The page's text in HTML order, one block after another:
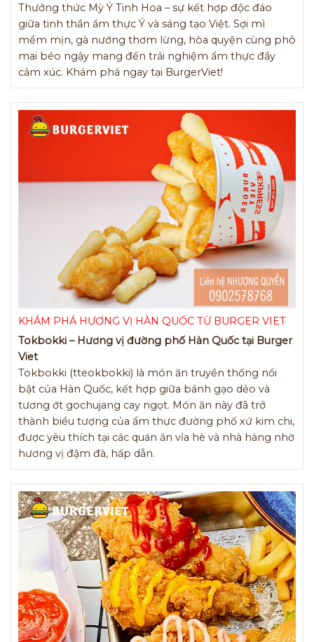
Thưởng thức Mỳ Ý Tinh Hoa – sự kết hợp độc đáo
giữa tinh thần ẩm thực Ý và sáng tạo Việt. Sợi mì
mềm mịn, gà nướng thơm lừng, hòa quyện cùng phô
mai béo ngậy mang đến trải nghiệm ẩm thực đầy
cảm xúc. Khám phá ngay tại BurgerViet!
KHÁM PHÁ HƯƠNG VỊ HÀN QUỐC TỪ BURGER VIET
Tokbokki – Hương vị đường phố Hàn Quốc tại Burger
Viet
Tokbokki (tteokbokki) là món ăn truyền thống nổi
bật của Hàn Quốc, kết hợp giữa bánh gạo dẻo và
tương ớt gochujang cay ngọt. Món ăn này đã trở
thành biểu tượng của ẩm thực đường phố xứ kim chi,
được yêu thích tại các quán ăn vỉa hè và nhà hàng nhờ
hương vị đậm đà, hấp dẫn.